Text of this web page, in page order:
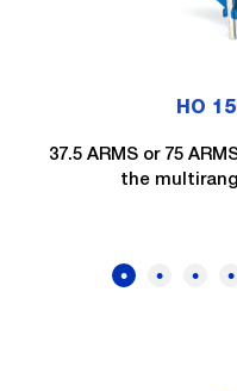
HO
37.5 ARMS or 75
the